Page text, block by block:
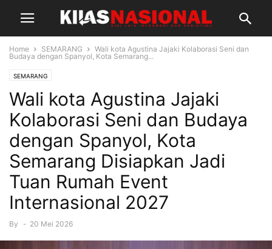
Home SEMARANG
Wali kota Agustina Jajaki Kolaborasi Seni dan
Budaya dengan Spanyol, Kota Semarang...
SEMARANG
Wali kota Agustina Jajaki
Kolaborasi Seni dan Budaya
dengan Spanyol, Kota
Semarang Disiapkan Jadi
Tuan Rumah Event
Internasional 2027
By - 20 Mei 2026